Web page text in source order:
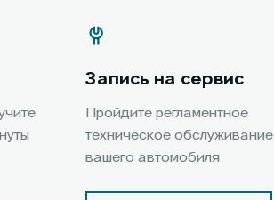
Запись на сервис
Пройдите регламентное
техническое обслуживание
вашего автомобиля